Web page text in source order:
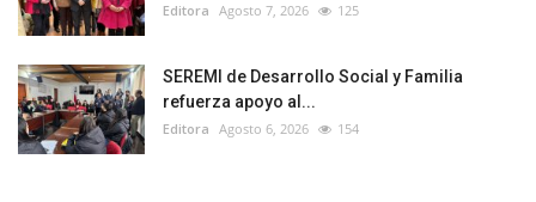
Editora Agosto 7, 2026 125
SEREMI de Desarrollo Social y Familia
refuerza apoyo al...
Editora Agosto 6, 2026 154